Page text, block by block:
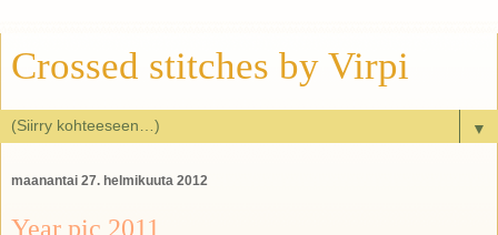
Crossed stitches by Virpi
▼
maanantai 27. helmikuuta 2012
Year pic 2011